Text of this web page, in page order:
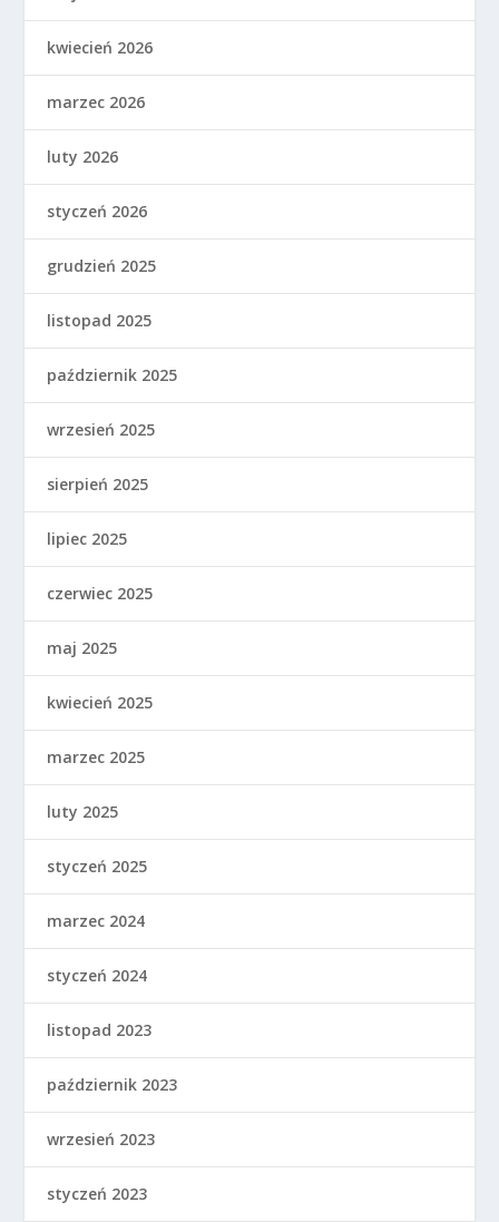
kwiecień 2026
marzec 2026
luty 2026
styczeń 2026
grudzień 2025
listopad 2025
październik 2025
wrzesień 2025
sierpień 2025
lipiec 2025
czerwiec 2025
maj 2025
kwiecień 2025
marzec 2025
luty 2025
styczeń 2025
marzec 2024
styczeń 2024
listopad 2023
październik 2023
wrzesień 2023
styczeń 2023